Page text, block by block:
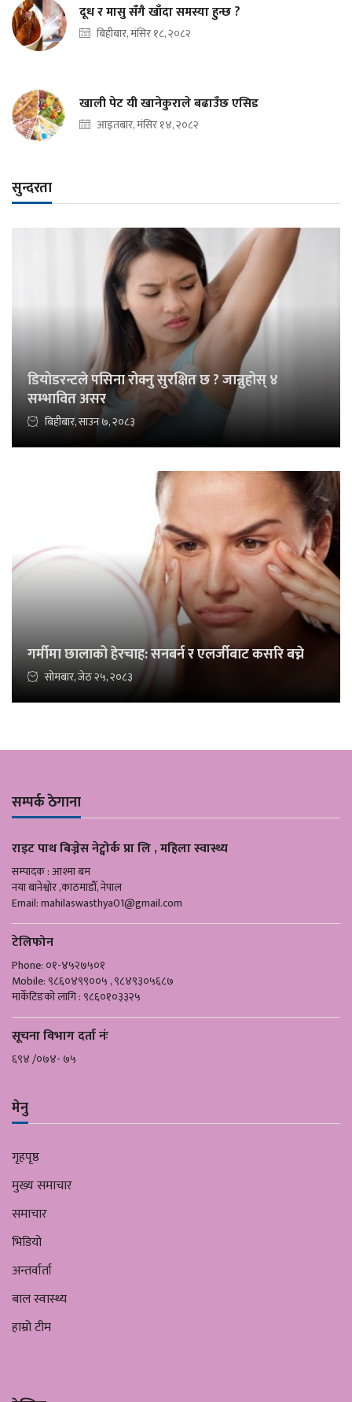
दूध र मासु सँगै खाँदा समस्या हुन्छ ?
बिहीबार, मंसिर १८, २०८२
खाली पेट यी खानेकुराले बढाउँछ एसिड
आइतबार, मंसिर १४, २०८२
सुन्दरता
डियोडरन्टले पसिना रोक्नु सुरक्षित छ ? जान्नुहोस् ४
सम्भावित असर
बिहीबार, साउन ७, २०८३
गर्मीमा छालाको हेरचाह: सनबर्न र एलर्जीबाट कसरि बच्ने
सोमबार, जेठ २५, २०८३
सम्पर्क ठेगाना
राइट पाथ बिज्नेस नेट्वोर्क प्रा लि , महिला स्वास्थ्य
सम्पादक : आश्मा बम
नया बानेश्वोर ,काठमाडौँ, नेपाल
Email:mahilaswasthya01@gmail.com
टेलिफोन
Phone: ०१-४५२७५०१
Mobile: ९८६०४९९००५ , ९८४९३०५६८७
मार्केटिङको लागि : ९८६०१०३३२५
सूचना विभाग दर्ता नंः
६९४ /०७४- ७५
मेनु
गृहपृष्ठ
मुख्य समाचार
समाचार
भिडियो
अन्तर्वार्ता
बाल स्वास्थ्य
हाम्रो टीम